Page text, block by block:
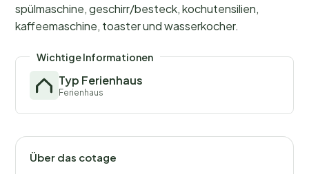
spülmaschine, geschirr/besteck, kochutensilien,
kaffeemaschine, toaster und wasserkocher.
Wichtige Informationen
Typ Ferienhaus
Ferienhaus
Über das cotage